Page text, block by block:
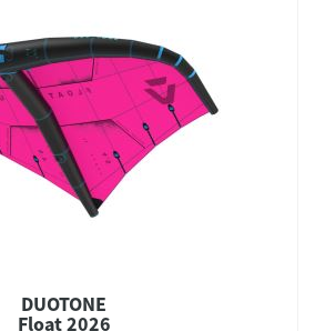
DUOTONE
Float 2026